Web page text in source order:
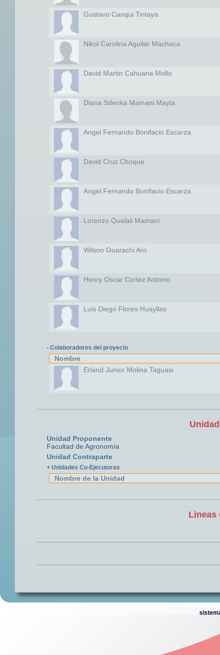
Gustavo Canqui Tintaya
Nikol Carolina Aguilar Machaca
David Martin Cahuana Mollo
Diana Sdenka Mamani Mayta
Angel Fernando Bonifacio Escarza
David Cruz Choque
Angel Fernando Bonifacio Escarza
Lorenzo Quelali Mamani
Wilson Guarachi Aro
Henry Oscar Cortez Antonio
Luis Diego Flores Huayllas
- Colaboradores del proyecto
Nombre
Erland Junior Molina Taguasi
Unidad Proponente
Facultad de Agronomía
Unidad Contraparte
+ Unidades Co-Ejecutoras
Nombre de la Unidad
Lineas